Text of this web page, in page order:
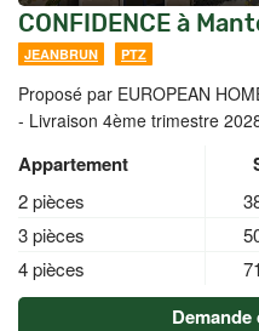
CONFIDENCE à
JEANBRUN PTZ
Proposé par EUROPEAN
- Livraison 4ème trimestre
Appartement
2 pièces
3 pièces
4 pièces